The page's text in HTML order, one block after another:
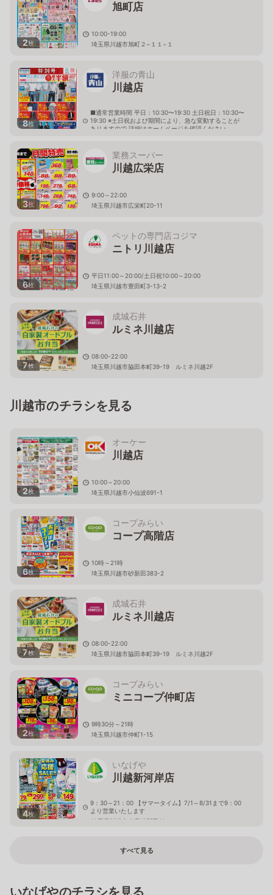
2枚
旭町店
10:00-19:00
埼玉県川越市旭町２−１１−１
8枚
洋服の青山
川越店
■通常営業時間 平日：10:30〜19:30 土日祝日：10:30〜
19:30 ※土日祝および期間により、急な変動することが
ありますので 詳細はホームページを確認ください
3枚
業務スーパー
川越広栄店
9:00～22:00
埼玉県川越市広栄町20-11
6枚
ペットの専門店コジマ
ニトリ川越店
平日11:00～20:00/土日祝10:00～20:00
埼玉県川越市豊田町3-13-2
7枚
成城石井
ルミネ川越店
08:00-22:00
埼玉県川越市脇田本町39-19 ルミネ川越2F
川越市のチラシを見る
2枚
オーケー
川越店
10:00～20:00
埼玉県川越市小仙波691-1
6枚
コープみらい
コープ高階店
10時～21時
埼玉県川越市砂新田383-2
7枚
成城石井
ルミネ川越店
08:00-22:00
埼玉県川越市脇田本町39-19 ルミネ川越2F
2枚
コープみらい
ミニコープ仲町店
9時30分～21時
埼玉県川越市仲町1-15
4枚
いなげや
川越新河岸店
9：30～21：00 【サマータイム】7/1～8/31まで9：00
より営業いたします
埼玉県川越市大字砂新田89－1
すべて見る